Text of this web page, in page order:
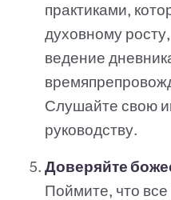
практиками,
духовному
ведение
Слушайте свою
руководству.
Доверяйте
Поймите, что